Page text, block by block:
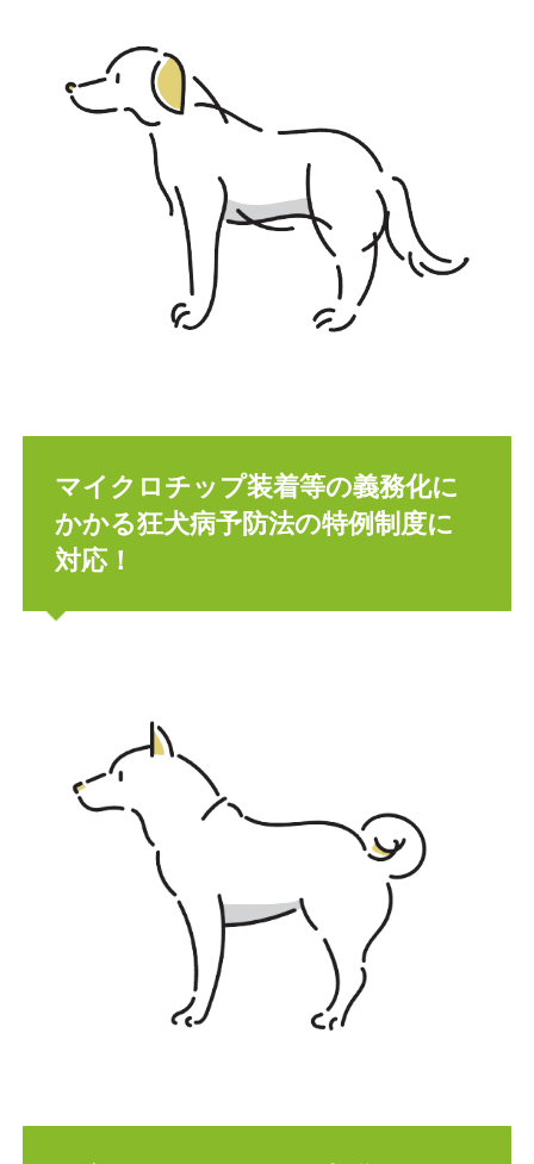
マイクロチップ装着等の義務化に
かかる狂犬病予防法の特例制度に
対応！